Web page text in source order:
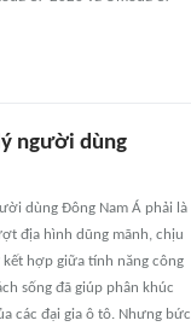
người dùng
dùng Đông Nam Á phải là
địa hình dũng mãnh, chịu
hợp giữa tính năng công
sống đã giúp phân khúc
các đại gia ô tô. Nhưng bức